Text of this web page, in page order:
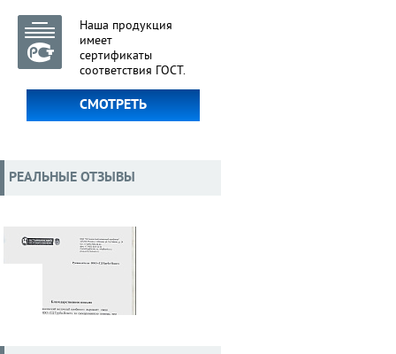
Наша продукция
имеет
сертификаты
соответствия ГОСТ.
СМОТРЕТЬ
РЕАЛЬНЫЕ ОТЗЫВЫ